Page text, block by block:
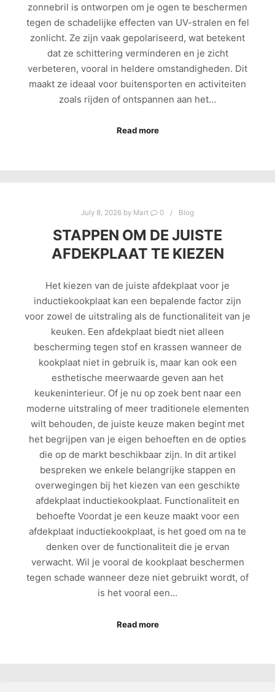
zonnebril is ontworpen om je ogen te beschermen
tegen de schadelijke effecten van UV-stralen en fel
zonlicht. Ze zijn vaak gepolariseerd, wat betekent
dat ze schittering verminderen en je zicht
verbeteren, vooral in heldere omstandigheden. Dit
maakt ze ideaal voor buitensporten en activiteiten
zoals rijden of ontspannen aan het…
Read more
July 8, 2026 by Mart 0 Blog
STAPPEN OM DE JUISTE
AFDEKPLAAT TE KIEZEN
Het kiezen van de juiste afdekplaat voor je
inductiekookplaat kan een bepalende factor zijn
voor zowel de uitstraling als de functionaliteit van je
keuken. Een afdekplaat biedt niet alleen
bescherming tegen stof en krassen wanneer de
kookplaat niet in gebruik is, maar kan ook een
esthetische meerwaarde geven aan het
keukeninterieur. Of je nu op zoek bent naar een
moderne uitstraling of meer traditionele elementen
wilt behouden, de juiste keuze maken begint met
het begrijpen van je eigen behoeften en de opties
die op de markt beschikbaar zijn. In dit artikel
bespreken we enkele belangrijke stappen en
overwegingen bij het kiezen van een geschikte
afdekplaat inductiekookplaat. Functionaliteit en
behoefte Voordat je een keuze maakt voor een
afdekplaat inductiekookplaat, is het goed om na te
denken over de functionaliteit die je ervan
verwacht. Wil je vooral de kookplaat beschermen
tegen schade wanneer deze niet gebruikt wordt, of
is het vooral een…
Read more